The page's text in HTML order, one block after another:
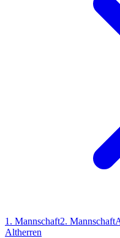
1. Mannschaft2. Mannschaft
Altherren